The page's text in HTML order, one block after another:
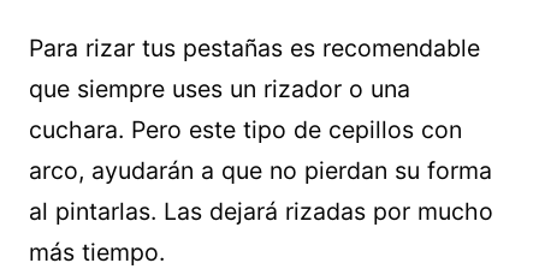
Para rizar tus pestañas es recomendable
que siempre uses un rizador o una
cuchara. Pero este tipo de cepillos con
arco, ayudarán a que no pierdan su forma
al pintarlas. Las dejará rizadas por mucho
más tiempo.